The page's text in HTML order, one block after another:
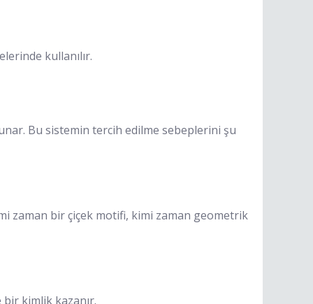
kullanılır.
Bu sistemin tercih edilme sebeplerini şu
zaman bir çiçek motifi, kimi zaman geometrik
bir kimlik kazanır.